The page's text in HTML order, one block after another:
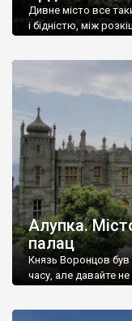
Дивне місто все
і бідністю, між
Алупка.
палац
Князь Воронцов
часу, але давайте